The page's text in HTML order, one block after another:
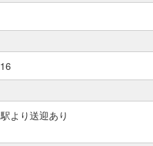
より送迎あり